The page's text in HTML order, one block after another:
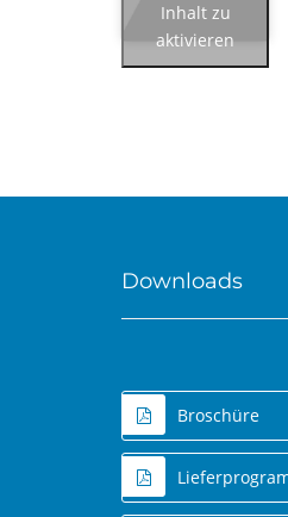
Inhalt zu
aktivieren
Downloads
Broschüre